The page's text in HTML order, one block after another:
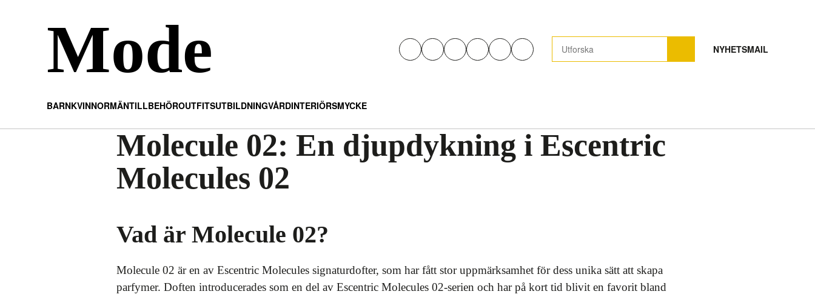
Mode NYHETSMAIL
BARNKVINNORMÄNTILLBEHÖROUTFITSUTBILDNINGVÅRDINTERIÖRSMYCKE
Molecule 02: En djupdykning i Escentric
Molecules 02
Vad är Molecule 02?
Molecule 02 är en av Escentric Molecules signaturdofter, som har fått stor uppmärksamhet för dess unika sätt att skapa
parfymer. Doften introducerades som en del av Escentric Molecules 02-serien och har på kort tid blivit en favorit bland